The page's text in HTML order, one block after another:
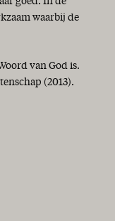
waarbij de
van God is.
(2013).